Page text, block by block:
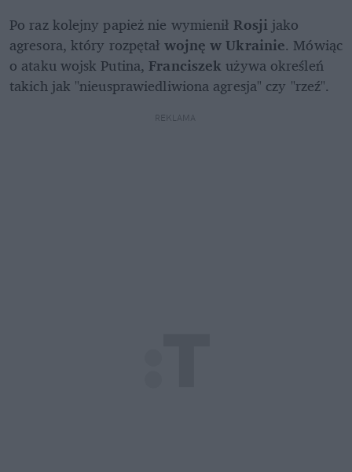
Po raz kolejny papież nie wymienił Rosji jako
agresora, który rozpętał wojnę w Ukrainie. Mówiąc
o ataku wojsk Putina, Franciszek używa określeń
takich jak "nieusprawiedliwiona agresja" czy "rzeź".
REKLAMA